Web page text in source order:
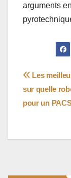
arguments
de
Les
sur quelle
pour un